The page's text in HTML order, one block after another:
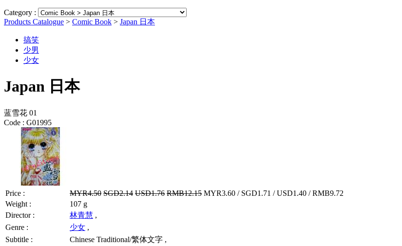
Category :
Products Catalogue > Comic Book > Japan 日本
搞笑
少男
少女
Japan 日本
蓝雪花 01
Code : G01995
Price : MYR4.50 SGD2.14 USD1.76 RMB12.15 MYR3.60 / SGD1.71 / USD1.40 / RMB9.72
Weight :
107 g
Director :
林青慧 ,
Genre :
少女 ,
Subtitle :
Chinese Traditional/繁体文字 ,